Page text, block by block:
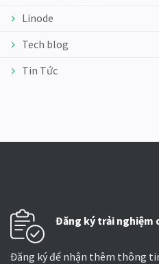
Linode
Tech blog
Tin Tức
Đăng ký trải nghiệm
Đăng ký để nhận thêm thông